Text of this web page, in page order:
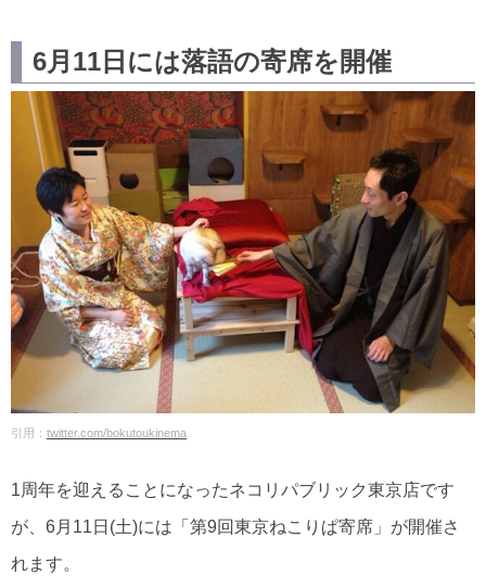
6月11日には落語の寄席を開催
引用： twitter.com/bokutoukinema
1周年を迎えることになったネコリパブリック東京店です
が、6月11日(土)には「第9回東京ねこりぱ寄席」が開催さ
れます。